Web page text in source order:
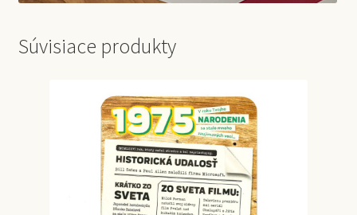
Súvisiace produkty